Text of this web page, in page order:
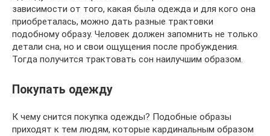
зависимости от того, какая была одежда и для кого она
приобреталась, можно дать разные трактовки
подобному образу. Человек должен запомнить не только
детали сна, но и свои ощущения после пробуждения.
Тогда получится трактовать сон наилучшим образом.
Покупать одежду
К чему снится покупка одежды? Подобные образы
приходят к тем людям, которые кардинальным образом